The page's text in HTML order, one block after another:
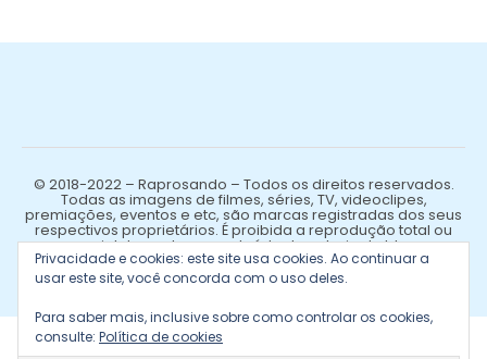
© 2018-2022 – Raprosando – Todos os direitos reservados.
Todas as imagens de filmes, séries, TV, videoclipes,
premiações, eventos e etc, são marcas registradas dos seus
respectivos proprietários. É proibida a reprodução total ou
parcial de qualquer conteúdo de autoria do blog.
Privacidade e cookies: este site usa cookies. Ao continuar a
usar este site, você concorda com o uso deles.
Para saber mais, inclusive sobre como controlar os cookies,
consulte: Política de cookies